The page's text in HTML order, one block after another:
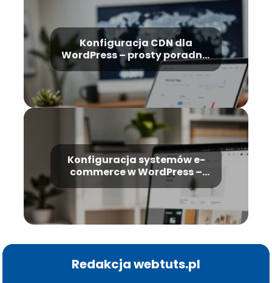
Konfiguracja CDN dla
WordPress – prosty poradnik
krok po kroku
Konfiguracja systemów e-
commerce w WordPress –
kompletny poradnik
Redakcja webtuts.pl